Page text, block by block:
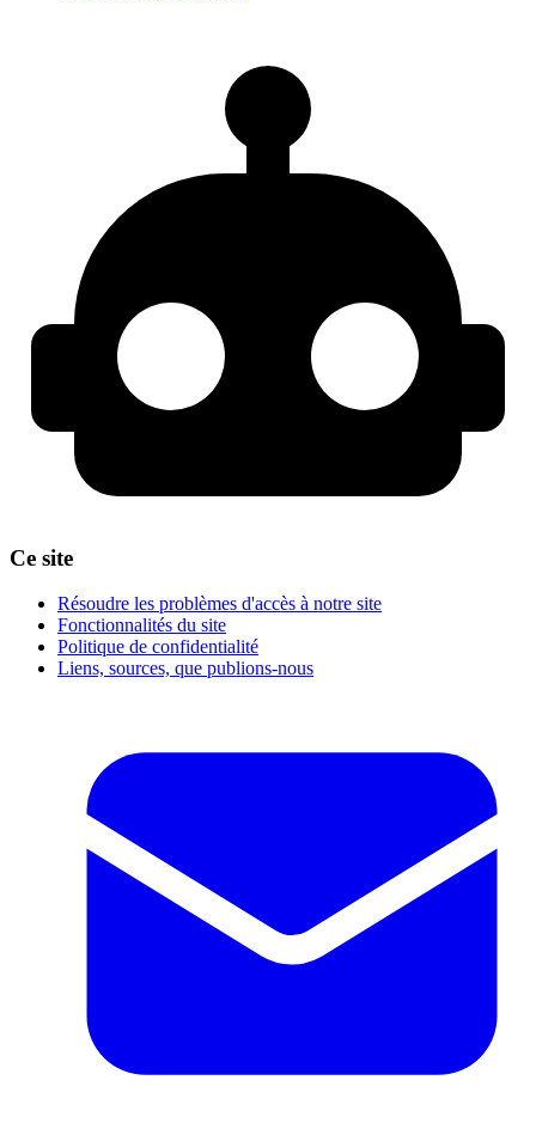
Ce site
Résoudre les problèmes d'accès à notre site
Fonctionnalités du site
Politique de confidentialité
Liens, sources, que publions-nous